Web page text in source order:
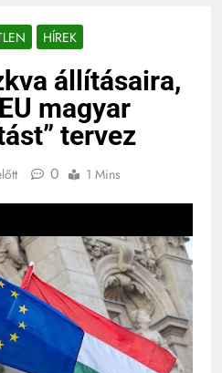
HÍREK
állításaira,
magyar
tervez
0 1 Mins